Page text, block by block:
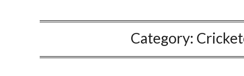
Category: